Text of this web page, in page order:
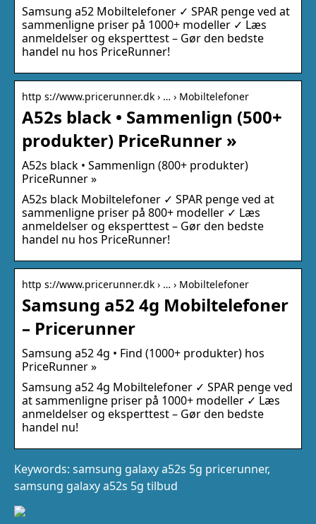
Samsung a52 Mobiltelefoner ✓ SPAR penge ved at
sammenligne priser på 1000+ modeller ✓ Læs
anmeldelser og eksperttest – Gør den bedste
handel nu hos PriceRunner!
http s://www.pricerunner.dk › … › Mobiltelefoner
A52s black • Sammenlign (500+
produkter) PriceRunner »
A52s black • Sammenlign (800+ produkter)
PriceRunner »
A52s black Mobiltelefoner ✓ SPAR penge ved at
sammenligne priser på 800+ modeller ✓ Læs
anmeldelser og eksperttest – Gør den bedste
handel nu hos PriceRunner!
http s://www.pricerunner.dk › … › Mobiltelefoner
Samsung a52 4g Mobiltelefoner
– Pricerunner
Samsung a52 4g • Find (1000+ produkter) hos
PriceRunner »
Samsung a52 4g Mobiltelefoner ✓ SPAR penge ved
at sammenligne priser på 1000+ modeller ✓ Læs
anmeldelser og eksperttest – Gør den bedste
handel nu!
Keywords: samsung galaxy a52s 5g pricerunner,
samsung galaxy a52s 5g tilbud